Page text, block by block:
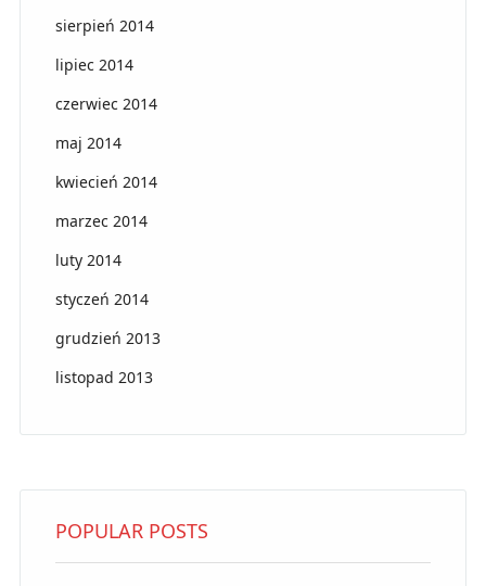
sierpień 2014
lipiec 2014
czerwiec 2014
maj 2014
kwiecień 2014
marzec 2014
luty 2014
styczeń 2014
grudzień 2013
listopad 2013
POPULAR POSTS